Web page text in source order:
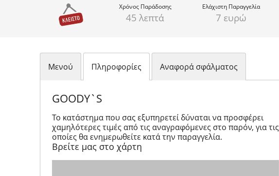
Χρόνος Παράδοσης
45 λεπτά
Ελάχιστη Παραγγελία
7 ευρώ
Μενού Πληροφορίες Αναφορά σφάλματος
GOODY`S
Το κατάστημα που σας εξυπηρετεί δύναται να προσφέρει
χαμηλότερες τιμές από τις αναγραφόμενες στο παρόν, για τις
οποίες θα ενημερωθείτε κατά την παραγγελία.
Βρείτε μας στο χάρτη